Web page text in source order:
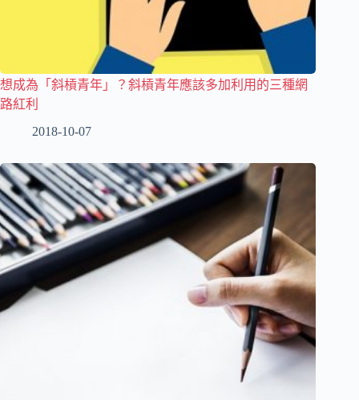
想成為「斜槓青年」？斜槓青年應該多加利用的三種網
路紅利
2018-10-07